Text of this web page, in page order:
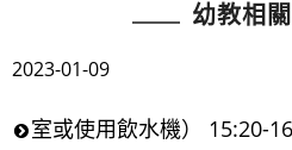
幼教相
2023-01-09
室或使用飲水機） 15:20-